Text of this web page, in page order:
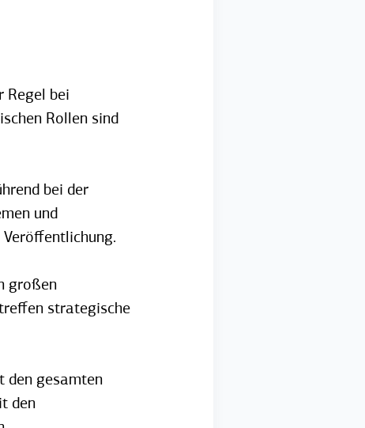
Regel bei
Rollen sind
bei der
und
großen
strategische
den gesamten
den